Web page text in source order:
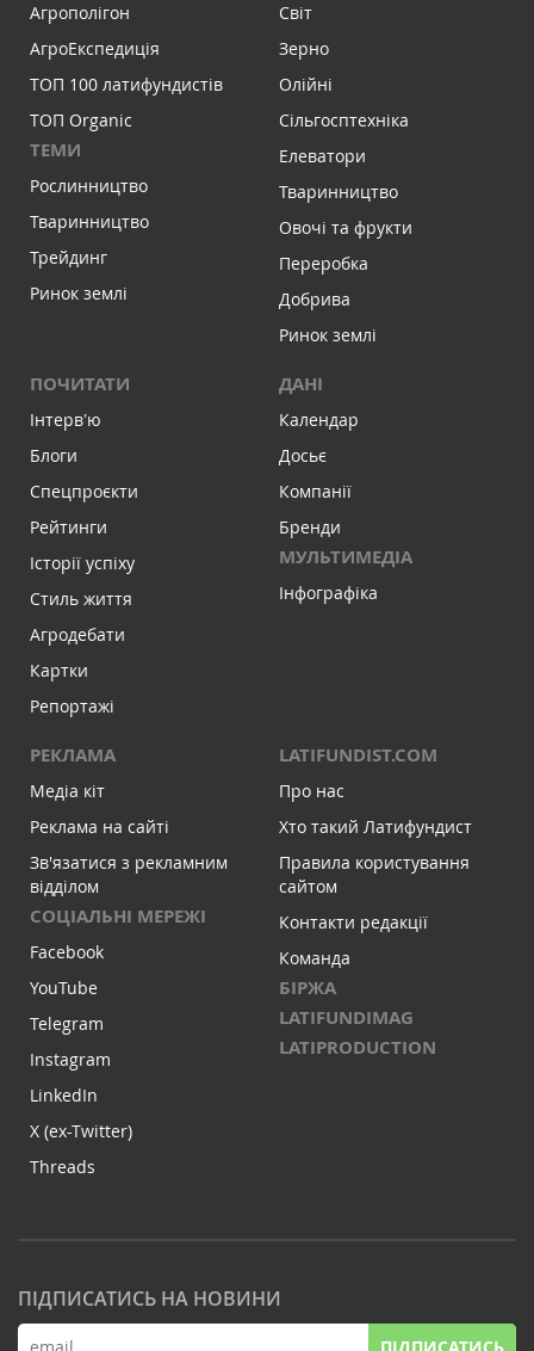
Агрополігон
АгроЕкспедиція
ТОП 100 латифундистів
ТОП Organic
ТЕМИ
Рослинництво
Тваринництво
Трейдинг
Ринок землі
Світ
Зерно
Олійні
Сільгосптехніка
Елеватори
Тваринництво
Овочі та фрукти
Переробка
Добрива
Ринок землі
ПОЧИТАТИ
Інтервʼю
Блоги
Спецпроєкти
Рейтинги
Історії успіху
Стиль життя
Агродебати
Картки
Репортажі
ДАНІ
Календар
Досьє
Компанії
Бренди
МУЛЬТИМЕДІА
Інфографіка
РЕКЛАМА
Медіа кіт
Реклама на сайті
Зв'язатися з рекламним
відділом
СОЦІАЛЬНІ МЕРЕЖІ
Facebook
YouTube
Telegram
Instagram
LinkedIn
X (ex-Twitter)
Threads
LATIFUNDIST.COM
Про нас
Хто такий Латифундист
Правила користування
сайтом
Контакти редакції
Команда
БІРЖА
LATIFUNDIMAG
LATIPRODUCTION
ПІДПИСАТИСЬ НА НОВИНИ